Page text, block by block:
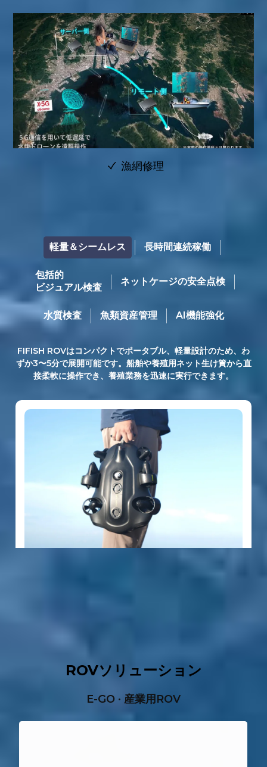
効率的な海底ソリューションの実現
スマート養殖の強化
養殖場検査の革新
漁網修理
Why
Choose
QYSEA
ROV？
軽量＆シームレス 長時間連続稼働
包括的
ビジュアル検査
ネットケージの安全点検
水質検査 魚類資産管理 AI機能強化
FIFISH ROVはコンパクトでポータブル、軽量設計のため、わ
ずか3〜5分で展開可能です。船舶や養殖用ネット生け簀から直
接柔軟に操作でき、養殖業務を迅速に実行できます。
ROVソリューション
E-GO · 産業用ROV